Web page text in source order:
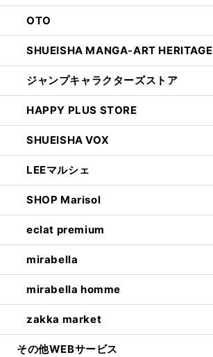
OTO
SHUEISHA MANGA-ART HERITAGE
ジャンプキャラクターズストア
HAPPY PLUS STORE
SHUEISHA VOX
LEEマルシェ
SHOP Marisol
eclat premium
mirabella
mirabella homme
zakka market
その他WEBサービス